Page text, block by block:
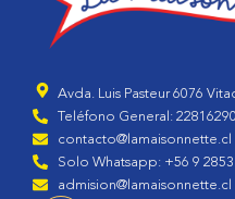
Avda. Luis Pasteur 6076
Teléfono General:
contacto@lamaisonnette.cl
Solo Whatsapp: +56 9 2853
admision@lamaisonnette.cl